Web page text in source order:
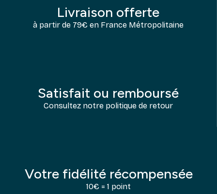
Livraison offerte
à partir de 79€ en France Métropolitaine
Satisfait ou remboursé
Consultez notre politique de retour
Votre fidélité récompensée
10€ = 1 point